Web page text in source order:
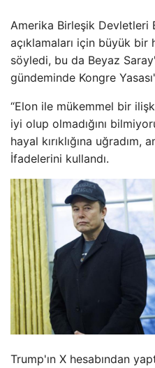
Amerika Birleşik Devletleri
açıklamaları için büyük bir
söyledi, bu da Beyaz
gündeminde Kongre
“Elon ile mükemmel bir
iyi olup olmadığını
hayal kırıklığına uğradım,
İfadelerini kullandı.
Trump'ın X hesabından